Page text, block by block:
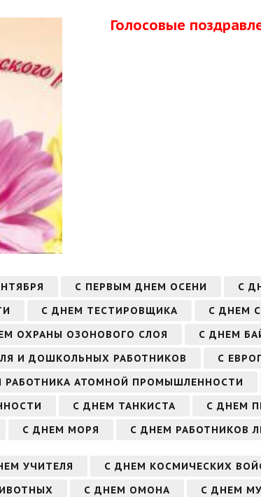
Голосовые
С ПЕРВЫМ ДНЕМ ОСЕНИ
С
С ДНЕМ ТЕСТИРОВЩИКА
С ДНЕМ
ОХРАНЫ ОЗОНОВОГО СЛОЯ
С ДНЕМ
И ДОШКОЛЬНЫХ РАБОТНИКОВ
С
РАБОТНИКА АТОМНОЙ ПРОМЫШЛЕННОСТИ
С ДНЕМ ТАНКИСТА
С ДНЕМ
С ДНЕМ МОРЯ С ДНЕМ РАБОТНИКОВ
УЧИТЕЛЯ
С ДНЕМ КОСМИЧЕСКИХ
С ДНЕМ ОМОНА
С ДНЕМ